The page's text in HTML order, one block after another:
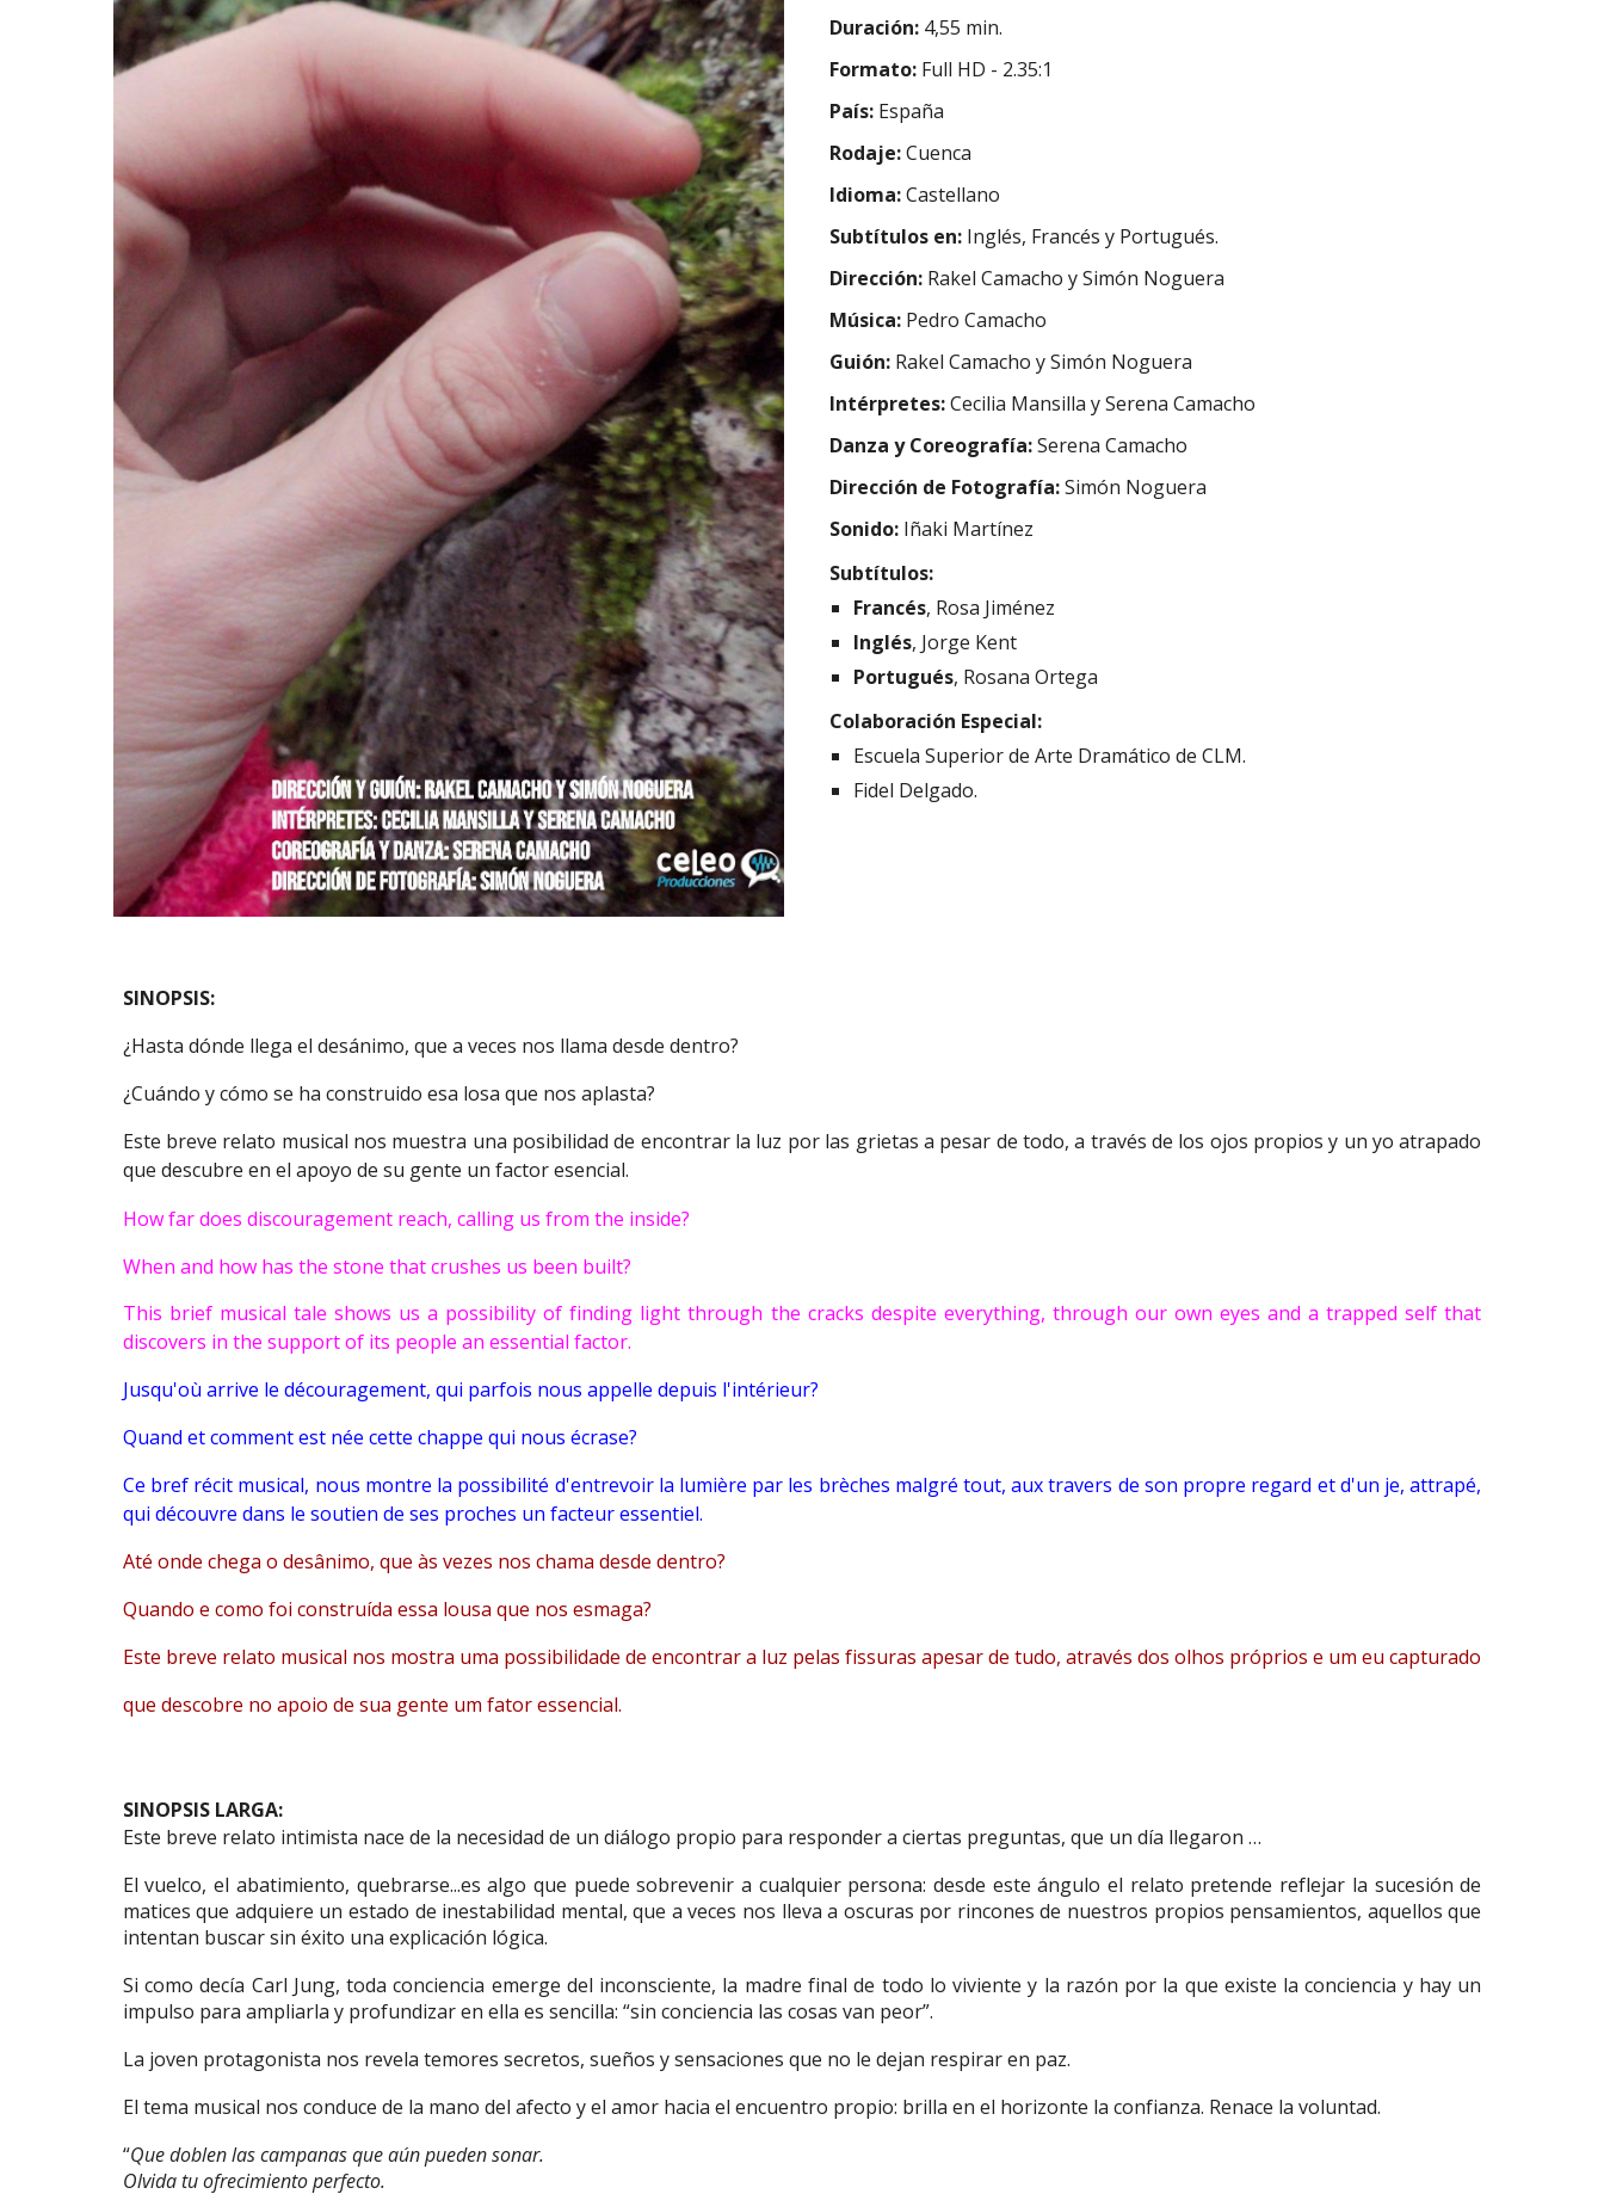
Duración: 4,55 min.
Formato:Full HD - 2.35:1
País:España
Rodaje:Cuenca
Idioma:Castellano
Subtítulos en: Inglés, Francés y Portugués.
Dirección:Rakel Camacho y Simón Noguera
Música: Pedro Camacho
Guión:Rakel Camacho y Simón Noguera
Intérpretes:Cecilia Mansilla y Serena Camacho
Danza y Coreografía:Serena Camacho
Dirección de Fotografía:Simón Noguera
Sonido:Iñaki Martínez
Subtítulos:
Francés, Rosa Jiménez
Inglés, Jorge Kent
Portugués, Rosana Ortega
Colaboración Especial:
Escuela Superior de Arte Dramático de CLM.
Fidel Delgado.
SINOPSIS:
¿Hasta dónde llega el desánimo, que a veces nos llama desde dentro?
¿Cuándo y cómo se ha construido esa losa que nos aplasta?
Este breve relato musical nos muestra una posibilidad de encontrar la luz por las grietas a pesar de todo, a través de los ojos propios y un yo atrapado
que descubre en el apoyo de su gente un factor esencial.
How far does discouragement reach, calling us from the inside?
When and how has the stone that crushes us been built?
This brief musical tale shows us a possibility of finding light through the cracks despite everything, through our own eyes and a trapped self that
discovers in the support of its people an essential factor.
Jusqu'où arrive le découragement, qui parfois nous appelle depuis l'intérieur?
Quand et comment est née cette chappe qui nous écrase?
Ce bref récit musical, nous montre la possibilité d'entrevoir la lumière par les brèches malgré tout, aux travers de son propre regard et d'un je, attrapé,
qui découvre dans le soutien de ses proches un facteur essentiel.
Até onde chega o desânimo, que às vezes nos chama desde dentro?
Quando e como foi construída essa lousa que nos esmaga?
Este breve relato musical nos mostra uma possibilidade de encontrar a luz pelas fissuras apesar de tudo, através dos olhos próprios e um eu capturado
que descobre no apoio de sua gente um fator essencial.
SINOPSIS LARGA:
Este breve relato intimista nace de la necesidad de un diálogo propio para responder a ciertas preguntas, que un día llegaron …
El vuelco, el abatimiento, quebrarse...es algo que puede sobrevenir a cualquier persona: desde este ángulo el relato pretende reflejar la sucesión de
matices que adquiere un estado de inestabilidad mental, que a veces nos lleva a oscuras por rincones de nuestros propios pensamientos, aquellos que
intentan buscar sin éxito una explicación lógica.
Si como decía Carl Jung, toda conciencia emerge del inconsciente, la madre final de todo lo viviente y la razón por la que existe la conciencia y hay un
impulso para ampliarla y profundizar en ella es sencilla: “sin conciencia las cosas van peor”.
La joven protagonista nos revela temores secretos, sueños y sensaciones que no le dejan respirar en paz.
El tema musical nos conduce de la mano del afecto y el amor hacia el encuentro propio: brilla en el horizonte la confianza. Renace la voluntad.
“Que doblen las campanas que aún pueden sonar.
Olvida tu ofrecimiento perfecto.